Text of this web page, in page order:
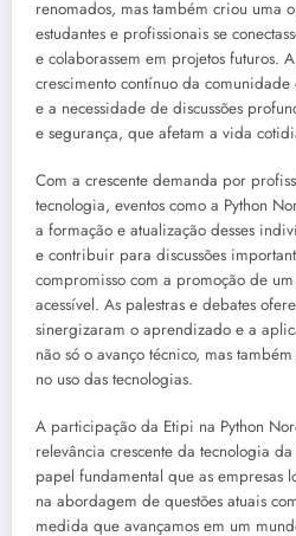
renomados, mas também criou uma
estudantes e profissionais se
e colaborassem em projetos futuros.
crescimento contínuo da
e a necessidade de discussões
e segurança, que afetam a vida
Com a crescente demanda por
tecnologia, eventos como a Python
a formação e atualização desses
e contribuir para discussões
compromisso com a promoção de
acessível. As palestras e debates
sinergizaram o aprendizado e a
não só o avanço técnico, mas
no uso das tecnologias.
A participação da Etipi na Python
relevância crescente da tecnologia
papel fundamental que as empresas
na abordagem de questões atuais
medida que avançamos em um